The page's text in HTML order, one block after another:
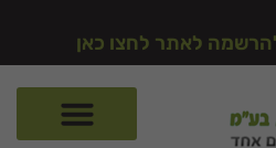
לאתר לחצו כאן